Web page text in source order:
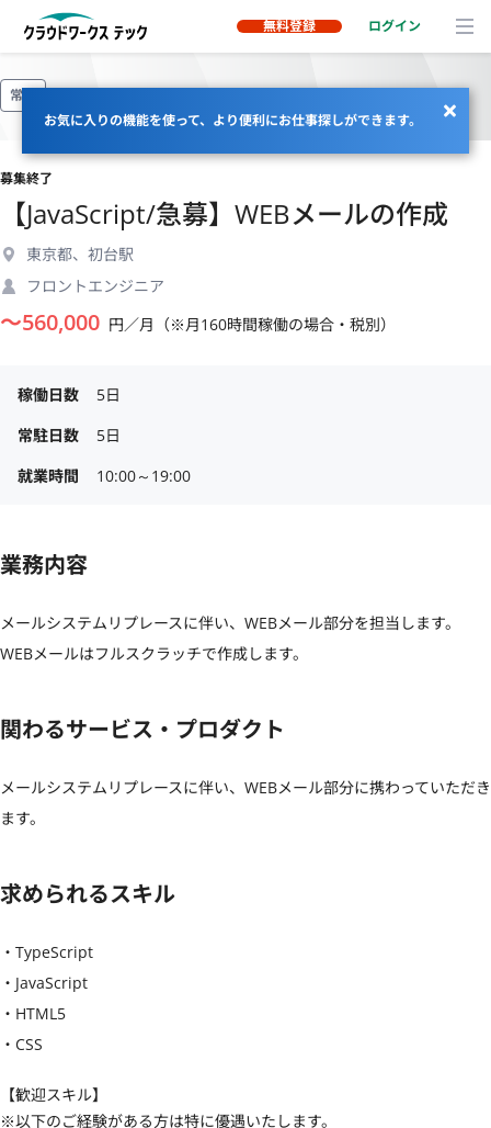
無料登録 ログイン
お気に入りの機能を使って、より便利にお仕事探しができます。
常駐
募集終了
【JavaScript/急募】WEBメールの作成
東京都、初台駅
フロントエンジニア
〜560,000 円／月（※月160時間稼働の場合・税別）
稼働日数
5日
常駐日数
5日
就業時間
10:00～19:00
業務内容
メールシステムリプレースに伴い、WEBメール部分を担当します。
WEBメールはフルスクラッチで作成します。
関わるサービス・プロダクト
メールシステムリプレースに伴い、WEBメール部分に携わっていただき
ます。
求められるスキル
・TypeScript
・JavaScript
・HTML5
・CSS
【歓迎スキル】
※以下のご経験がある方は特に優遇いたします。